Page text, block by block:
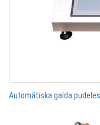
Automātiska galda